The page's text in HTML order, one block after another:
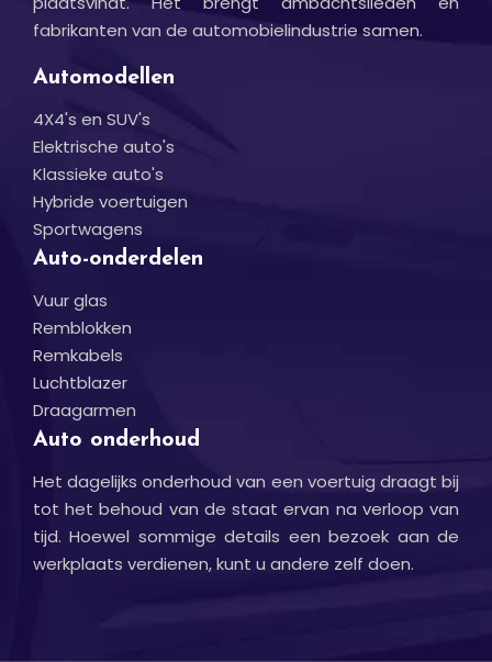
fabrikanten van de automobielindustrie samen.
Automodellen
4X4's en SUV's
Elektrische auto's
Klassieke auto's
Hybride voertuigen
Sportwagens
Auto-onderdelen
Vuur glas
Remblokken
Remkabels
Luchtblazer
Draagarmen
Auto onderhoud
Het dagelijks onderhoud van een voertuig draagt bij
tot het behoud van de staat ervan na verloop van
tijd. Hoewel sommige details een bezoek aan de
werkplaats verdienen, kunt u andere zelf doen.